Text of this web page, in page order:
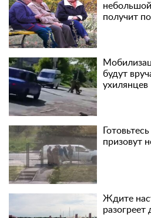
получит
будут
ухилянцев
призовут
Ждите
разогреет